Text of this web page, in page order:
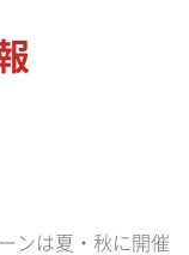
ンは夏・秋に開催